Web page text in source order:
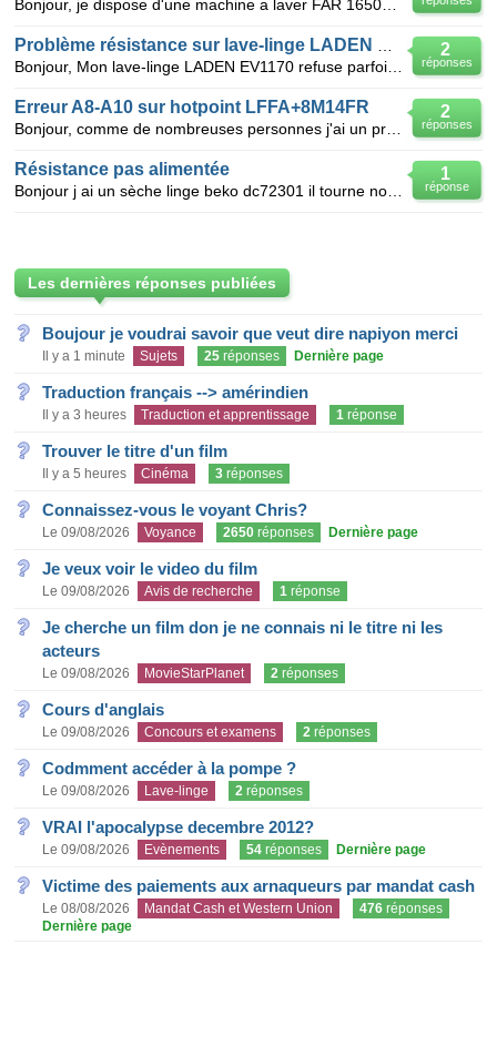
2
réponses
2
réponses
Erreur A8-A10 sur hotpoint LFFA+8M14FR
1
réponse
Résistance pas alimentée
Les dernières réponses publiées
Boujour je voudrai savoir que veut dire napiyon merci
Il y a 1 minute Sujets 25 réponses Dernière page
Traduction français --> amérindien
Il y a 3 heures Traduction et apprentissage 1 réponse
Trouver le titre d'un film
Il y a 5 heures Cinéma 3 réponses
Connaissez-vous le voyant Chris?
Le 09/08/2026 Voyance 2650 réponses Dernière page
Je veux voir le video du film
Le 09/08/2026 Avis de recherche 1 réponse
Je cherche un film don je ne connais ni le titre ni les
acteurs
Le 09/08/2026 MovieStarPlanet 2 réponses
Cours d'anglais
Le 09/08/2026 Concours et examens 2 réponses
Codmment accéder à la pompe ?
Le 09/08/2026 Lave-linge 2 réponses
VRAI l'apocalypse decembre 2012?
Le 09/08/2026 Evènements 54 réponses Dernière page
Victime des paiements aux arnaqueurs par mandat cash
Le 08/08/2026 Mandat Cash et Western Union 476 réponses
Dernière page